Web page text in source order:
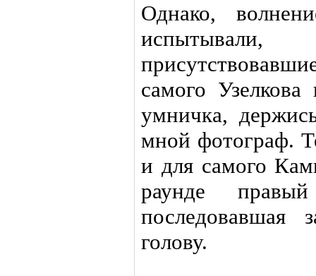
Однако,
самого
умничка,
мной фотограф.
и для самого
раунде
голову.